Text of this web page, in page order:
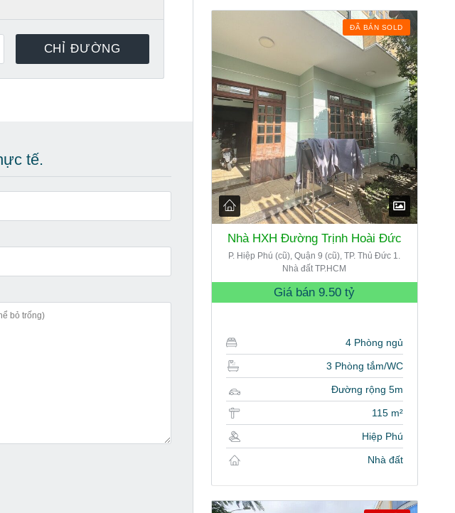
tế.
ĐÃ BÁN SOLD
Nhà HXH Đường Trịnh Hoài Đức
P. Hiệp Phú (cũ), Quận 9 (cũ), TP. Thủ Đức 1.
Nhà đất TP.HCM
Giá bán9.50 tỷ
4 Phòng ngủ
3 Phòng tắm/WC
Đường rộng 5m
115 m²
Hiệp Phú
Nhà đất